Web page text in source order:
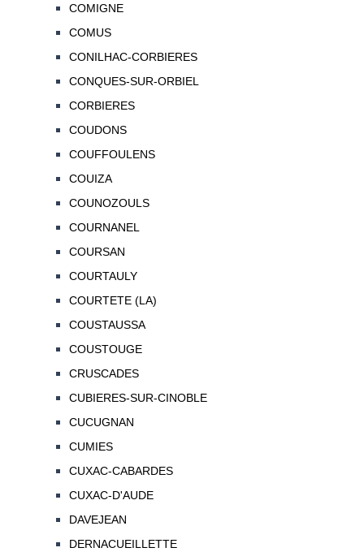
COMIGNE
COMUS
CONILHAC-CORBIERES
CONQUES-SUR-ORBIEL
CORBIERES
COUDONS
COUFFOULENS
COUIZA
COUNOZOULS
COURNANEL
COURSAN
COURTAULY
COURTETE (LA)
COUSTAUSSA
COUSTOUGE
CRUSCADES
CUBIERES-SUR-CINOBLE
CUCUGNAN
CUMIES
CUXAC-CABARDES
CUXAC-D'AUDE
DAVEJEAN
DERNACUEILLETTE